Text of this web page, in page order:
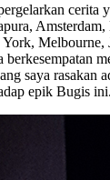
cerita
Melbourne,
berkesempatan
saya rasakan
epik Bugis ini.